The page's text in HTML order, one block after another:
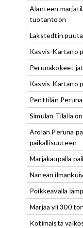
Alanteen
tuotantoon
Lakstedtin
Kasvis-Kartano
Perunakokeet
Kasvis-Kartano
Penttilän
Simulan Tilalla
Arolan Peruna
paikallisuuteen
Marjakaupalla
Nanean
Poikkeavalla
Marjaa yli 300
Kotimaista